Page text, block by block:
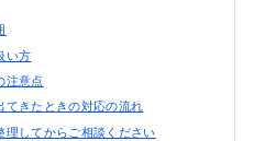
い方
注意点
てきたときの対応の流れ
理してからご相談ください